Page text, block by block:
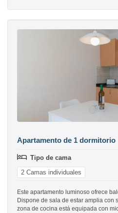
Apartamento de 1 dormitorio
Tipo de cama
2 Camas individuales
Este apartamento luminoso ofrece
Dispone de sala de estar amplia con
zona de cocina está equipada con